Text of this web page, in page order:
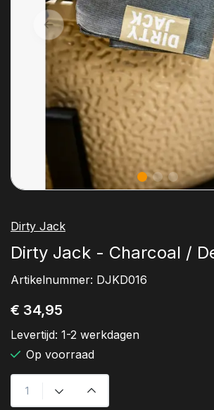
Dirty Jack
Dirty Jack - Charcoal /
Artikelnummer: DJKD016
€ 34,95
Levertijd: 1-2 werkdagen
Op voorraad